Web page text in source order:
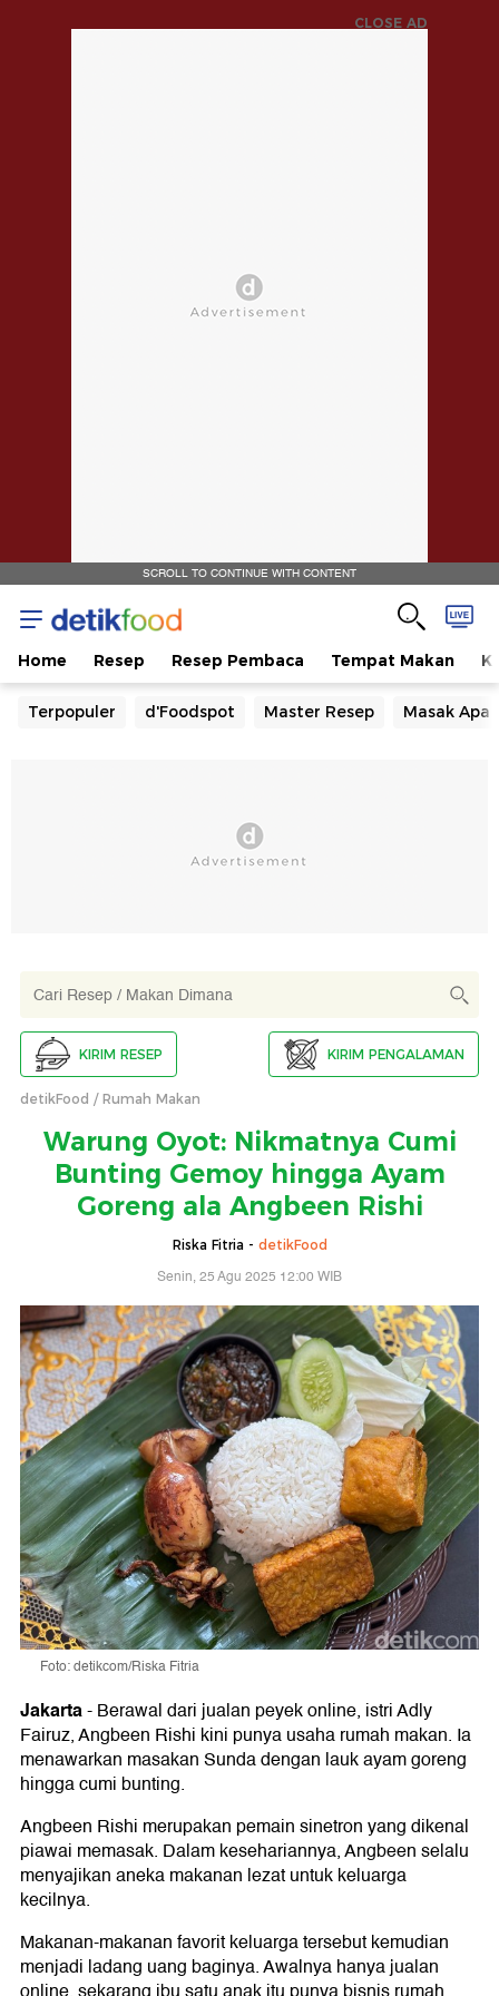
CLOSE AD
SCROLL TO CONTINUE WITH CONTENT
Home Resep Resep Pembaca Tempat Makan
Terpopuler d'Foodspot Master Resep Masak Apa
KIRIM RESEP KIRIM PENGALAMAN
detikFood Rumah Makan
Warung Oyot: Nikmatnya Cumi
Bunting Gemoy hingga Ayam
Goreng ala Angbeen Rishi
Riska Fitria - detikFood
Senin, 25 Agu 2025 12:00 WIB
Foto: detikcom/Riska Fitria
Jakarta-Berawal dari jualan peyek online, istri Adly
Fairuz, Angbeen Rishi kini punya usaha rumah makan. Ia
menawarkan masakan Sunda dengan lauk ayam goreng
hingga cumi bunting.
Angbeen Rishi merupakan pemain sinetron yang dikenal
piawai memasak. Dalam kesehariannya, Angbeen selalu
menyajikan aneka makanan lezat untuk keluarga
kecilnya.
Makanan-makanan favorit keluarga tersebut kemudian
menjadi ladang uang baginya. Awalnya hanya jualan